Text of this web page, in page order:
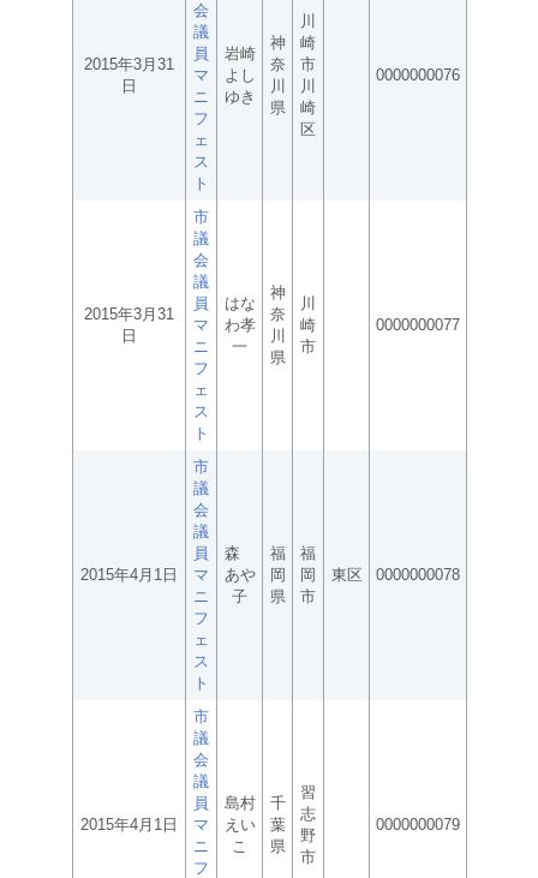
2015年3月31
日
会
議
員
マ
ニ
フ
ェ
ス
ト
岩崎
よし
ゆき
神
奈
川
県
川
崎
市
川
崎
区
0000000076
2015年3月31
日
市
議
会
議
員
マ
ニ
フ
ェ
ス
ト
はな
わ孝
一
神
奈
川
県
川
崎
市
0000000077
2015年4月1日
市
議
会
議
員
マ
ニ
フ
ェ
ス
ト
森
あや
子
福
岡
県
福
岡
市
東区 0000000078
2015年4月1日
市
議
会
議
員
マ
ニ
フ
島村
えい
こ
千
葉
県
習
志
野
市
0000000079